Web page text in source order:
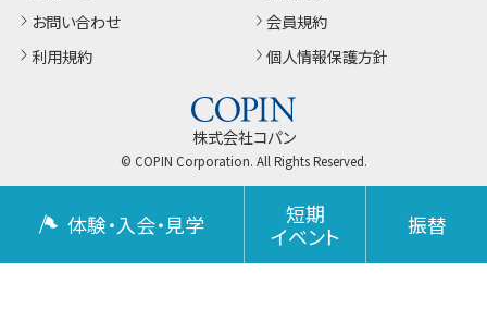
お問い合わせ
利用規約
会員規約
個人情報保護方針
株式会社コパン
© COPIN Corporation. All Rights Reserved.
体験・入会・見学
短期
イベント
振替